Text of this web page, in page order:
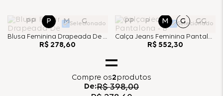
Selecionado
PP P M G
Blusa Feminina Drapeada De Alça - Rose
R$ 278,60
Selecionado
PP P M G GG
Calça Jeans Feminina Pantalona - Black Jeans
R$ 552,30
Compre os2produtos
De:R$ 398,00